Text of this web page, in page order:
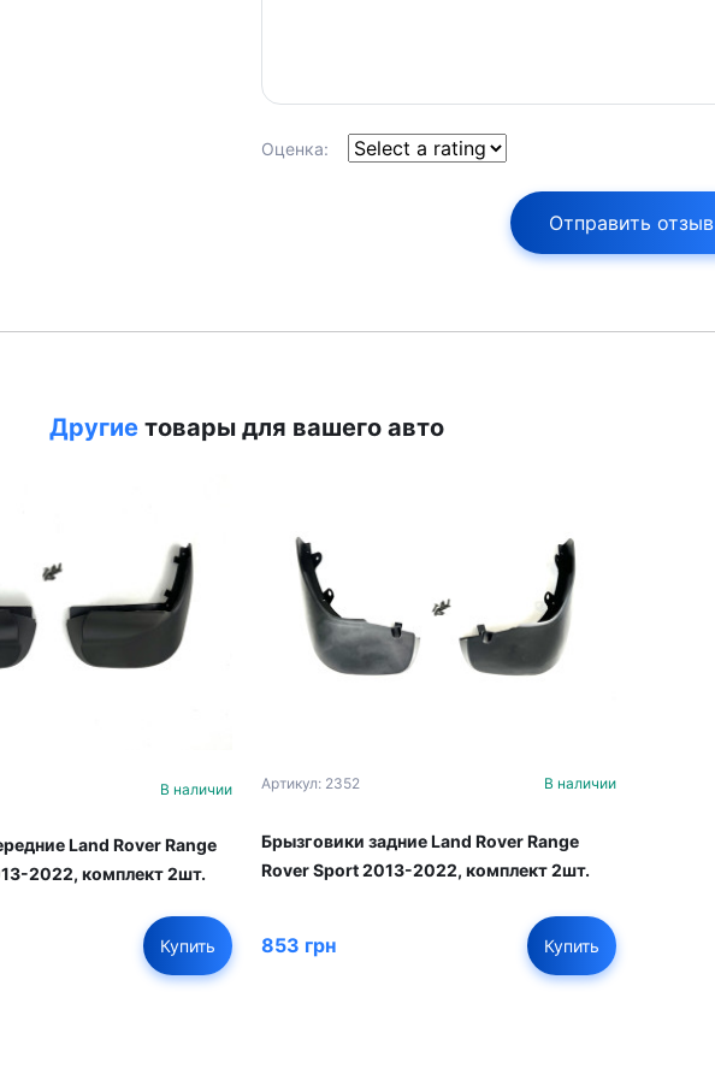
Оценка:
Отправить отзыв
Другие товары для вашего авто
В наличии
Land Rover Range
2022, комплект 2шт.
Купить
Артикул: 2352 В наличии
Брызговики задние Land Rover Range
Rover Sport 2013-2022, комплект 2шт.
853 грн Купить